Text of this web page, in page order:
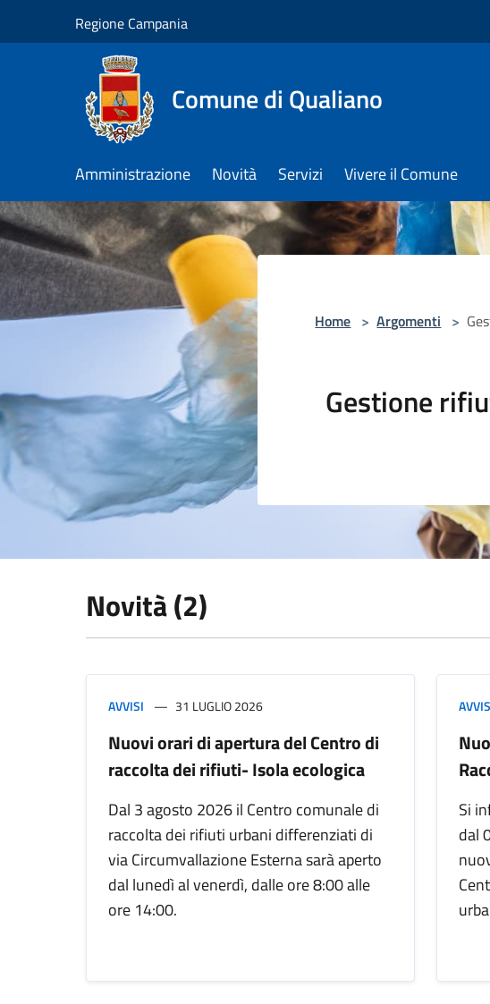
Regione Campania
Comune di Qualiano
Amministrazione Novità Servizi Vivere il Comune
Home > Argomenti >
Gestione
Novità (2)
AVVISI 31 LUGLIO 2026
Nuovi orari di apertura del Centro di
raccolta dei rifiuti- Isola ecologica
Dal 3 agosto 2026 il Centro comunale di
raccolta dei rifiuti urbani differenziati di
via Circumvallazione Esterna sarà aperto
dal lunedì al venerdì, dalle ore 8:00 alle
ore 14:00.
Si
dal